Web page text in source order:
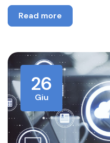
Read more
26
Giu